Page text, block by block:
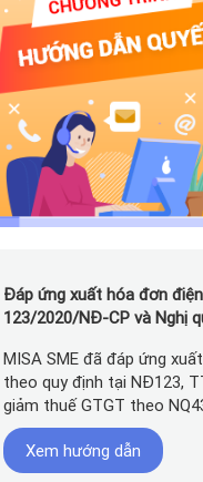
Đáp ứng xuất hóa đơn
123/2020/NĐ-CP và Nghị
MISA SME đã đáp ứng
theo quy định tại NĐ123,
giảm thuế GTGT theo
Xem hướng dẫn